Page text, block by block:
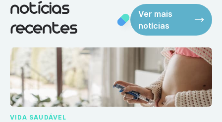
notícias
recentes
Ver mais
notícias
VIDA SAUDÁVEL